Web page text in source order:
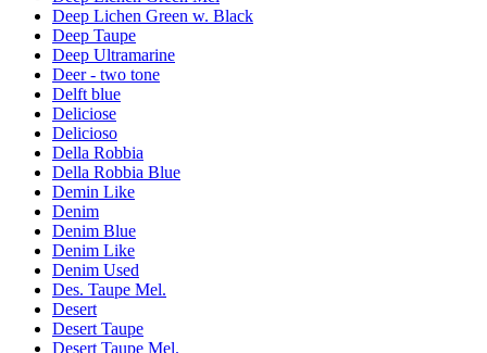
Deep Lichen Green w. Black
Deep Taupe
Deep Ultramarine
Deer - two tone
Delft blue
Deliciose
Delicioso
Della Robbia
Della Robbia Blue
Demin Like
Denim
Denim Blue
Denim Like
Denim Used
Des. Taupe Mel.
Desert
Desert Taupe
Desert Taupe Mel.